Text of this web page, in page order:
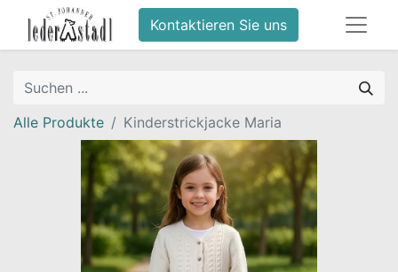
Kontaktieren Sie uns
Alle Produkte Kinderstrickjacke Maria